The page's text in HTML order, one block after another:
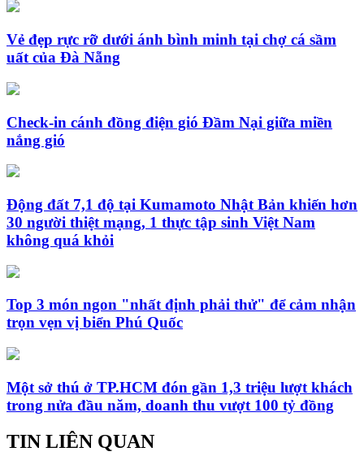
Vẻ đẹp rực rỡ dưới ánh bình minh tại chợ cá sầm
uất của Đà Nẵng
Check-in cánh đồng điện gió Đầm Nại giữa miền
nắng gió
Động đất 7,1 độ tại Kumamoto Nhật Bản khiến hơn
30 người thiệt mạng, 1 thực tập sinh Việt Nam
không quá khỏi
Top 3 món ngon "nhất định phải thử" để cảm nhận
trọn vẹn vị biển Phú Quốc
Một sở thú ở TP.HCM đón gần 1,3 triệu lượt khách
trong nửa đầu năm, doanh thu vượt 100 tỷ đồng
TIN LIÊN QUAN